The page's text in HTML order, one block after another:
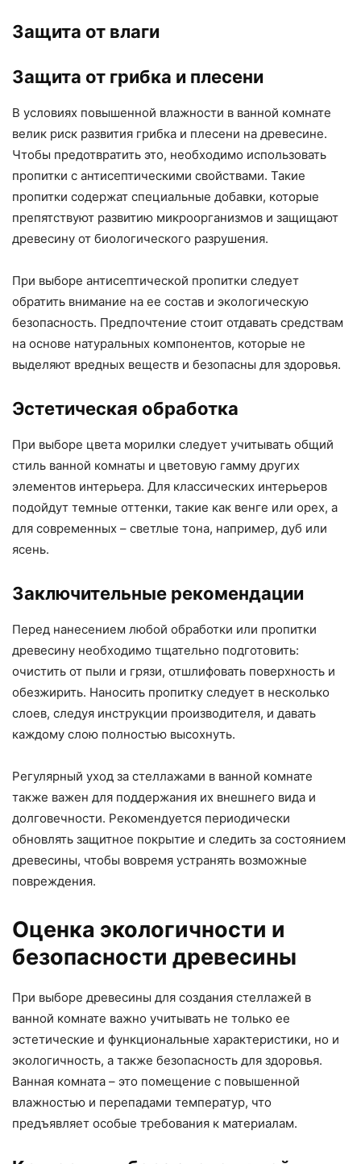
Защита от влаги
Защита от грибка и плесени
В условиях повышенной влажности в ванной комнате
велик риск развития грибка и плесени на древесине.
Чтобы предотвратить это, необходимо использовать
пропитки с антисептическими свойствами. Такие
пропитки содержат специальные добавки, которые
препятствуют развитию микроорганизмов и защищают
древесину от биологического разрушения.
При выборе антисептической пропитки следует
обратить внимание на ее состав и экологическую
безопасность. Предпочтение стоит отдавать средствам
на основе натуральных компонентов, которые не
выделяют вредных веществ и безопасны для здоровья.
Эстетическая обработка
При выборе цвета морилки следует учитывать общий
стиль ванной комнаты и цветовую гамму других
элементов интерьера. Для классических интерьеров
подойдут темные оттенки, такие как венге или орех, а
для современных – светлые тона, например, дуб или
ясень.
Заключительные рекомендации
Перед нанесением любой обработки или пропитки
древесину необходимо тщательно подготовить:
очистить от пыли и грязи, отшлифовать поверхность и
обезжирить. Наносить пропитку следует в несколько
слоев, следуя инструкции производителя, и давать
каждому слою полностью высохнуть.
Регулярный уход за стеллажами в ванной комнате
также важен для поддержания их внешнего вида и
долговечности. Рекомендуется периодически
обновлять защитное покрытие и следить за состоянием
древесины, чтобы вовремя устранять возможные
повреждения.
Оценка экологичности и
безопасности древесины
При выборе древесины для создания стеллажей в
ванной комнате важно учитывать не только ее
эстетические и функциональные характеристики, но и
экологичность, а также безопасность для здоровья.
Ванная комната – это помещение с повышенной
влажностью и перепадами температур, что
предъявляет особые требования к материалам.